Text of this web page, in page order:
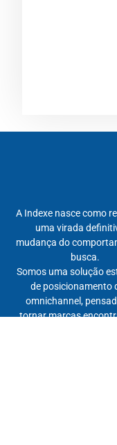
A Indexe nasce como
uma virada
mudança do
busca.
Somos uma solução
de posicionamento
omnichannel,
tornar marcas